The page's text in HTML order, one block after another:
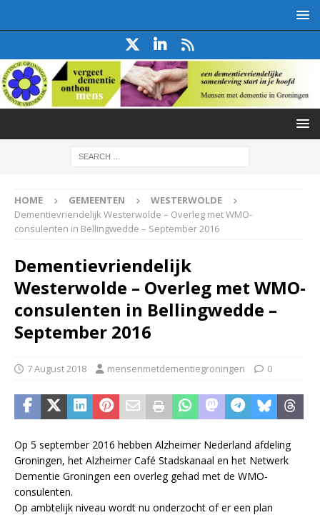
HOME GEMEENTEN
WESTERWOLDE
Dementievriendelijk Westerwolde – Overleg met WMO-
consulenten in Bellingwedde – September 2016
Dementievriendelijk
Westerwolde – Overleg met WMO-
consulenten in Bellingwedde –
September 2016
7 August 2018 mensenmetdementiegroningen 0
Op 5 september 2016 hebben Alzheimer Nederland afdeling
Groningen, het Alzheimer Café Stadskanaal en het Netwerk
Dementie Groningen een overleg gehad met de WMO-
consulenten.
Op ambtelijk niveau wordt nu onderzocht of er een plan